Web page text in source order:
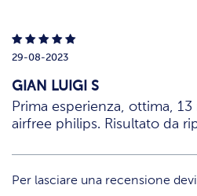
29-08-2023
GIAN LUIGI S
Prima esperienza, ottima,
airfree philips. Risultato da
Per lasciare una recensione